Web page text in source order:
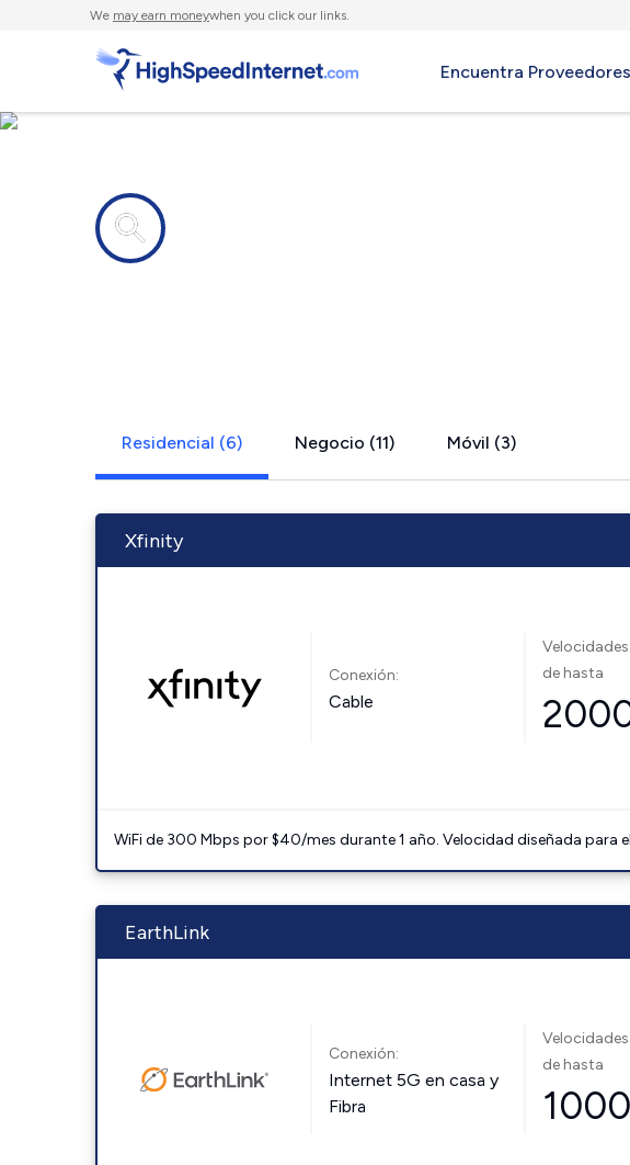
We may earn moneywhen you click our links.
Encuentra Proveedores
Residencial (6) Negocio (11) Móvil (3)
Xfinity
Conexión:
Cable
de hasta
WiFi de 300 Mbps por $40/mes durante 1 año. Velocidad diseñada
EarthLink
Conexión:
Internet 5G en casa y
Fibra
de hasta
1000